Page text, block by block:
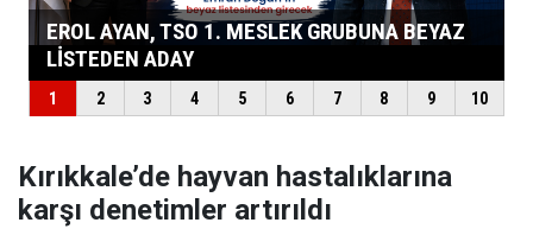
Kırıkkale’de hayvan hastalıklarına
karşı denetimler artırıldı